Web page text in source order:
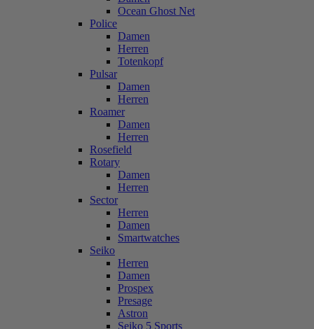
Ocean Ghost Net
Police
Damen
Herren
Totenkopf
Pulsar
Damen
Herren
Roamer
Damen
Herren
Rosefield
Rotary
Damen
Herren
Sector
Herren
Damen
Smartwatches
Seiko
Herren
Damen
Prospex
Presage
Astron
Seiko 5 Sports